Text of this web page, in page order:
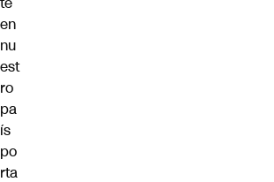
en
nu
est
ro
pa
ís
po
rta